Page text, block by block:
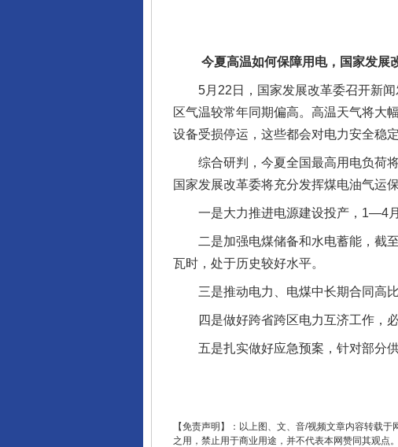
今夏高温如何保障用电，国家发展
5月22日，国家发展改革委召开新闻
区气温较常年同期偏高。高温天气将大
设备受损停运，这些都会对电力安全稳
综合研判，今夏全国最高用电负荷将
国家发展改革委将充分发挥煤电油气运
一是大力推进电源建设投产，1—4月
二是加强电煤储备和水电蓄能，截至
瓦时，处于历史较好水平。
三是推动电力、电煤中长期合同高比
四是做好跨省跨区电力互济工作，必
五是扎实做好应急预案，针对部分供
【免责声明】：以上图、文、音/视频文章内容转载
之用，禁止用于商业用途，并不代表本网赞同其观点
千年窑火 生生不息
揭开“小金库”的免责幌子